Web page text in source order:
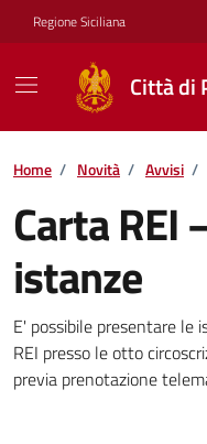
Vai ai contenuti
Vai al footer
Regione Siciliana
Città di
Home / Novità / Avvisi /
Carta REI
istanze
Dettagli
E' possibile presentare le
REI presso le otto
previa prenotazione